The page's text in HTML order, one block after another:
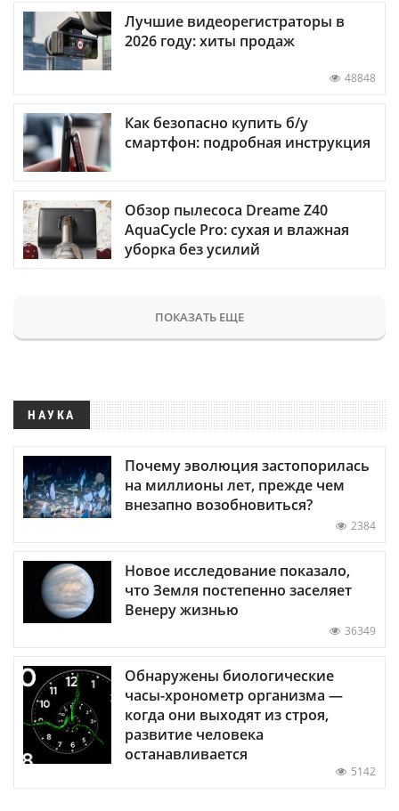
Лучшие видеорегистраторы в
2026 году: хиты продаж
48848
Как безопасно купить б/у
смартфон: подробная инструкция
Обзор пылесоса Dreame Z40
AquaCycle Pro: сухая и влажная
уборка без усилий
ПОКАЗАТЬ ЕЩЕ
НАУКА
Почему эволюция застопорилась
на миллионы лет, прежде чем
внезапно возобновиться?
2384
Новое исследование показало,
что Земля постепенно заселяет
Венеру жизнью
36349
Обнаружены биологические
часы-хронометр организма —
когда они выходят из строя,
развитие человека
останавливается
5142